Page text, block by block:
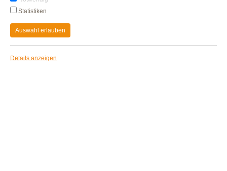
Statistiken
Auswahl erlauben
Details anzeigen